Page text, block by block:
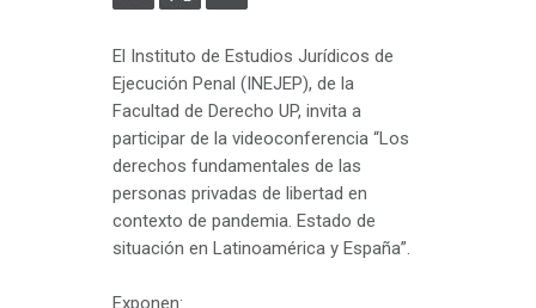
El Instituto de Estudios Jurídicos de
Ejecución Penal (INEJEP), de la
Facultad de Derecho UP, invita a
participar de la videoconferencia “Los
derechos fundamentales de las
personas privadas de libertad en
contexto de pandemia. Estado de
situación en Latinoamérica y España”.
Exponen: